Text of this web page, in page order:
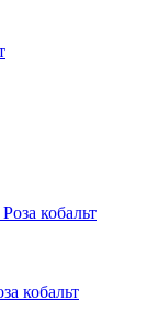
кобальт